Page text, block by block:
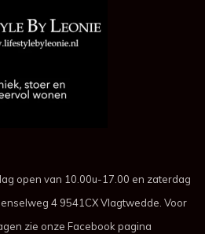
open van 10.00u-17.00 en zaterdag
4 9541CX Vlagtwedde. Voor
zie onze Facebook pagina